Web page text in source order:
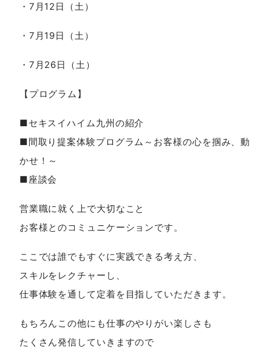
・7月12日（土）
・7月19日（土）
・7月26日（土）
【プログラム】
■セキスイハイム九州の紹介
■間取り提案体験プログラム～お客様の心を掴み、動
かせ！～
■座談会
営業職に就く上で大切なこと
お客様とのコミュニケーションです。
ここでは誰でもすぐに実践できる考え方、
スキルをレクチャーし、
仕事体験を通して定着を目指していただきます。
もちろんこの他にも仕事のやりがい楽しさも
たくさん発信していきますので